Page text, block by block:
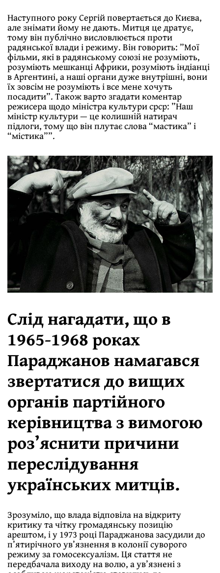
Наступного року Сергій повертається до Києва,
але знімати йому не дають. Митця це дратує,
тому він публічно висловлюється проти
радянської влади і режиму. Він говорить: ”Мої
фільми, які в радянському союзі не розуміють,
розуміють мешканці Африки, розуміють індіанці
в Аргентині, а наші органи дуже внутрішні, вони
їх зовсім не розуміють і все мене хочуть
посадити”. Також варто згадати коментар
режисера щодо міністра культури срср: ”Наш
міністр культури — це колишній натирач
підлоги, тому що він плутає слова “мастика” і
“містика””.
Слід нагадати, що в
1965-1968 роках
Параджанов намагався
звертатися до вищих
органів партійного
керівництва з вимогою
роз’яснити причини
переслідування
українських митців.
Зрозуміло, що влада відповіла на відкриту
критику та чітку громадянську позицію
арештом, і у 1973 році Параджанова засудили до
п’ятирічного ув’язнення в колонії суворого
режиму за гомосексуалізм. Ця стаття не
передбачала виходу на волю, а ув’язнені з